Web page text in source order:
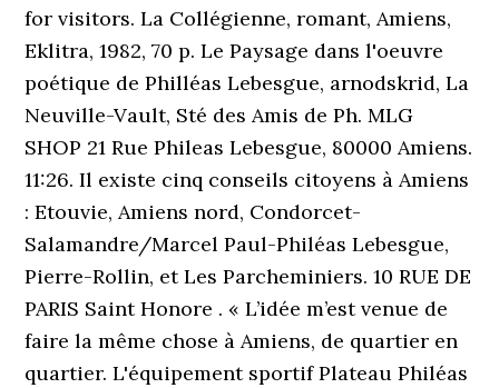
for visitors. La Collégienne, romant, Amiens,
Eklitra, 1982, 70 p. Le Paysage dans l'oeuvre
poétique de Philléas Lebesgue, arnodskrid, La
Neuville-Vault, Sté des Amis de Ph. MLG
SHOP 21 Rue Phileas Lebesgue, 80000 Amiens.
11:26. Il existe cinq conseils citoyens à Amiens
: Etouvie, Amiens nord, Condorcet-
Salamandre/Marcel Paul-Philéas Lebesgue,
Pierre-Rollin, et Les Parcheminiers. 10 RUE DE
PARIS Saint Honore . « L’idée m’est venue de
faire la même chose à Amiens, de quartier en
quartier. L'équipement sportif Plateau Philéas